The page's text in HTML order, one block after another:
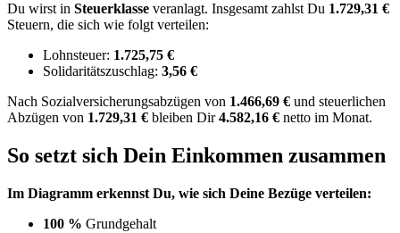
Du wirst in Steuerklasse veranlagt. Insgesamt zahlst Du 1.729,31 €
Steuern, die sich wie folgt verteilen:
Lohnsteuer: 1.725,75 €
Solidaritätszuschlag: 3,56 €
Nach Sozialversicherungsabzügen von 1.466,69 € und steuerlichen
Abzügen von 1.729,31 € bleiben Dir4.582,16 € netto im Monat.
So setzt sich Dein Einkommen zusammen
Im Diagramm erkennst Du, wie sich Deine Bezüge verteilen:
100 % Grundgehalt